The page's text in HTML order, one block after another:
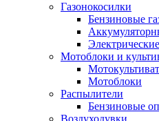
Газонокосилки
Бензиновые
Мотоблоки и
Мотоблоки
Распылители
Бензиновые
Воздуходувки